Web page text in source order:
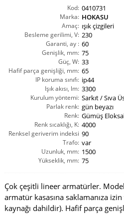
Kod: 0410731
Marka: HOKASU
Amaç: ışık çizgileri
Besleme gerilimi, V: 230
Garanti, ay : 60
Genişlik, mm: 75
Güç, W: 33
Hafif parça genişliği, mm: 65
IP koruma sınıfı: ip44
Işık akısı, lm: 3300
Kurulum yöntemi: Sarkıt / Sıva
Parlak renk: gün beyazı
Renk: Gümüş
Renk sıcaklığı, K: 4000
Renksel geriverim indeksi
CRI(Ra):
90
Trafo: var
Uzunluk, mm: 1500
Yükseklik, mm: 75
Çok çeşitli lineer armatürler.
armatür kasasına saklamanıza
kaynağı dahildir). Hafif parça